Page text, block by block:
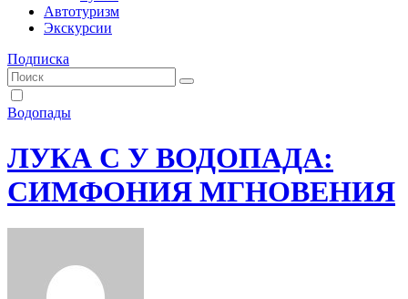
Автотуризм
Экскурсии
Подписка
Водопады
ЛУКА С У ВОДОПАДА:
СИМФОНИЯ МГНОВЕНИЯ